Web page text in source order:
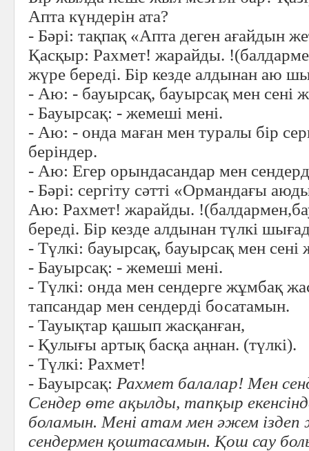
Апта күндерін ата?
- Бәрі: тақпақ «Апта деген ағайдын
Қасқыр: Рахмет! жарайды.
жүре береді. Бір кезде алдынан аю
- Аю: - бауырсақ, бауырсақ мен сені
- Бауырсақ: - жемеші мені.
- Аю: - онда маған мен туралы бір
беріндер.
- Аю: Егер орындасандар мен
- Бәрі: сергіту сәтті «Ормандағы
Аю: Рахмет! жарайды.
береді. Бір кезде алдынан түлкі
- Түлкі: бауырсақ, бауырсақ мен сені
- Бауырсақ: - жемеші мені.
- Түлкі: онда мен сендерге жұмбақ
тапсандар мен сендерді босатамын.
- Тауықтар қашып жасқанған,
- Қулығы артық басқа аңнан. (түлкі).
- Түлкі: Рахмет!
- Бауырсақ: Рахмет балалар! Мен
Сендер өте ақылды, тапқыр
боламын. Мені атам мен әжем
сендермен қоштасамын. Қош сау